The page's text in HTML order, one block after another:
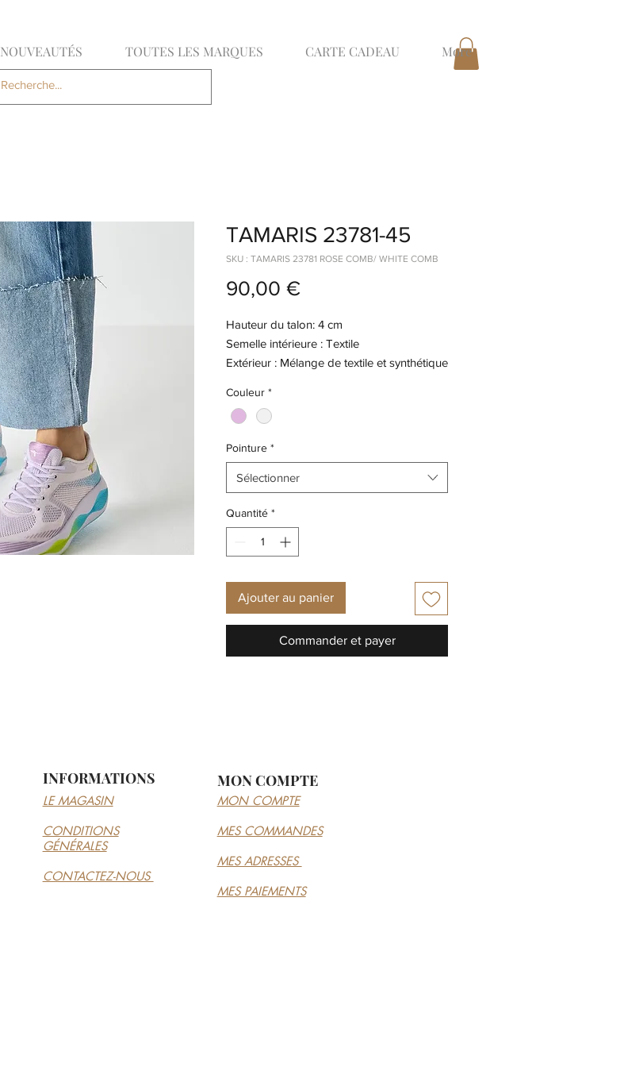
NOUVEAUTÉS TOUTES LES MARQUES CARTE CADEAU More
TAMARIS 23781-45
SKU : TAMARIS 23781 ROSE COMB/ WHITE COMB
90,00 €Prix
Hauteur du talon: 4 cm
Semelle intérieure : Textile
Extérieur : Mélange de textile et synthétique
Semelle extérieure: Synthétique
Couleur *
Pointure *
Sélectionner
Quantité *
Ajouter au panier
Commander et payer
INFORMATIONS MON COMPTE
LE MAGASIN
CONDITIONS
GÉNÉRALES
CONTACTEZ-NOUS
MON COMPTE
MES COMMANDES
MES ADRESSES
MES PAIEMENTS